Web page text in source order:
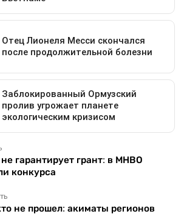
гарантирует грант: в МНВО
конкурса
не прошел: акиматы регионов